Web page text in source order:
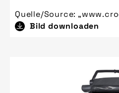
Quelle/Source:
Bild downloaden